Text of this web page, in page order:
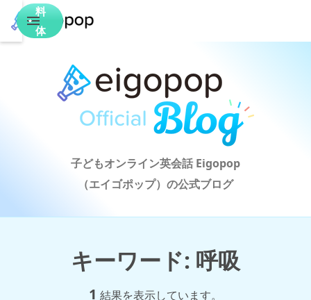
料
体
子どもオンライン英会話 Eigopop
（エイゴポップ）の公式ブログ
キーワード: 呼吸
1 結果を表示しています。